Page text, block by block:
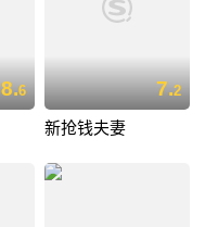
8.6 7.2
新抢钱夫妻